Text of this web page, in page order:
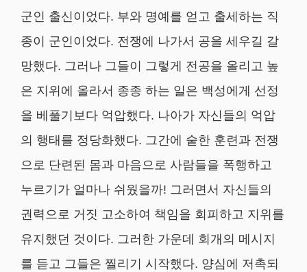
군인 출신이었다. 부와 명예를 얻고 출세하는 직
종이 군인이었다. 전쟁에 나가서 공을 세우길 갈
망했다. 그러나 그들이 그렇게 전공을 올리고 높
은 지위에 올라서 종종 하는 일은 백성에게 선정
을 베풀기보다 억압했다. 나아가 자신들의 억압
의 행태를 정당화했다. 그간에 숱한 훈련과 전쟁
으로 단련된 몸과 마음으로 사람들을 폭행하고
누르기가 얼마나 쉬웠을까! 그러면서 자신들의
권력으로 거짓 고소하여 책임을 회피하고 지위를
유지했던 것이다. 그러한 가운데 회개의 메시지
를 듣고 그들은 찔리기 시작했다. 양심에 저촉되